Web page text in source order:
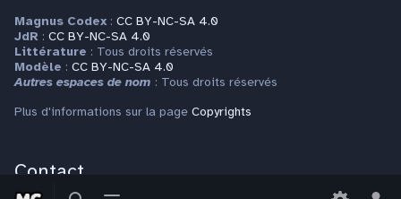
BasculerBasculer
Magnus Codex : CC BY-NC-SA 4.0
JdR : CC BY-NC-SA 4.0
Littérature : Tous droits réservés
Modèle : CC BY-NC-SA 4.0
Autres espaces de nom : Tous droits réservés
Plus d'informations sur la page Copyrights
Contact